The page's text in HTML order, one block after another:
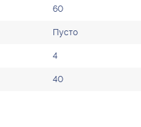
60
Пусто
4
40